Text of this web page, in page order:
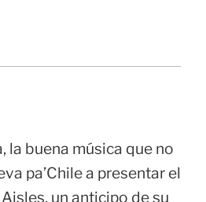
la buena música que no
pa’Chile a presentar el
un anticipo de su